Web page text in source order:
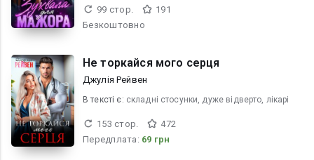
99 стор.
191
Безкоштовно
Не торкайся мого серця
Джулія Рейвен
В текcті є: складні стосунки, дуже відверто, лікарі
153 стор.
472
Передплата: 69 грн